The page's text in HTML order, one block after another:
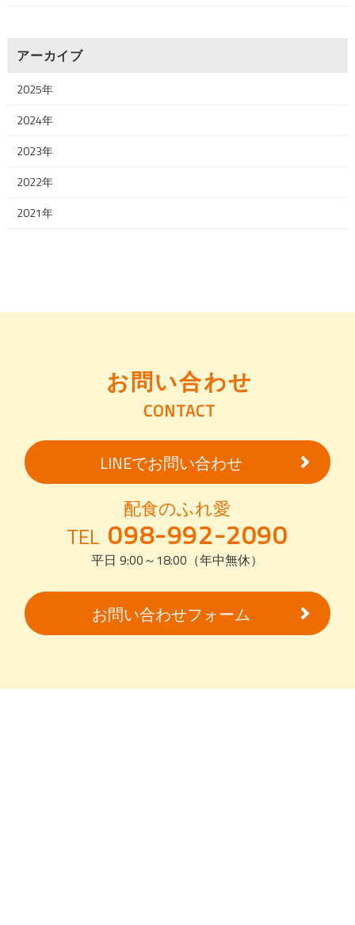
アーカイブ
2025年
2024年
2023年
2022年
2021年
お問い合わせ
CONTACT
LINEでお問い合わせ
配食のふれ愛
TEL 098-992-2090
平日 9:00～18:00（年中無休）
お問い合わせフォーム